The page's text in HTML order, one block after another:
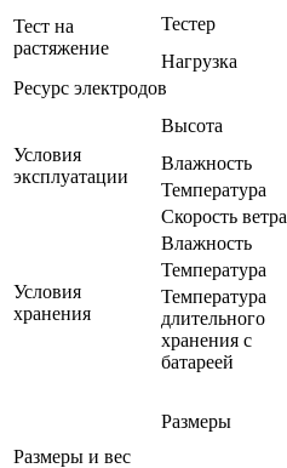
Тест на
растяжение
Тестер
Нагрузка
Ресурс электродов
Условия
эксплуатации
Высота
Влажность
Температура
Скорость ветра
Условия
хранения
Влажность
Температура
Температура
длительного
хранения с
батареей
Размеры и вес
Размеры